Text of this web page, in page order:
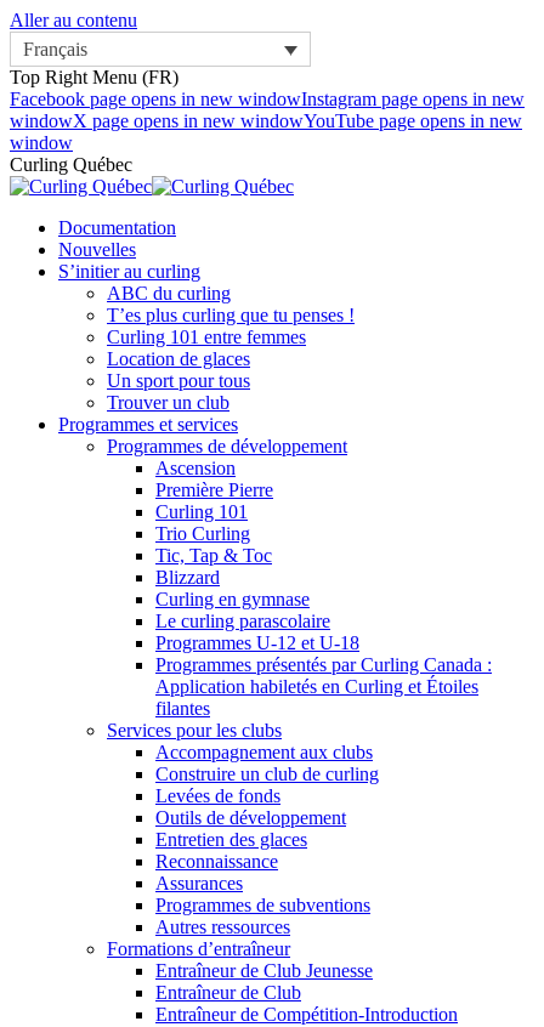
Aller au contenu
Français
Top Right Menu (FR)
Facebook page opens in new windowInstagram page opens in new
windowX page opens in new windowYouTube page opens in new
window
Curling Québec
Documentation
Nouvelles
S’initier au curling
ABC du curling
T’es plus curling que tu penses !
Curling 101 entre femmes
Location de glaces
Un sport pour tous
Trouver un club
Programmes et services
Programmes de développement
Ascension
Première Pierre
Curling 101
Trio Curling
Tic, Tap & Toc
Blizzard
Curling en gymnase
Le curling parascolaire
Programmes U-12 et U-18
Programmes présentés par Curling Canada :
Application habiletés en Curling et Étoiles
filantes
Services pour les clubs
Accompagnement aux clubs
Construire un club de curling
Levées de fonds
Outils de développement
Entretien des glaces
Reconnaissance
Assurances
Programmes de subventions
Autres ressources
Formations d’entraîneur
Entraîneur de Club Jeunesse
Entraîneur de Club
Entraîneur de Compétition-Introduction